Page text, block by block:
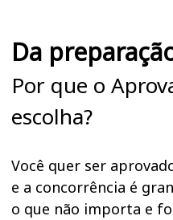
Da
Por que o
escolha?
Você quer ser
e a concorrência é
o que não importa e